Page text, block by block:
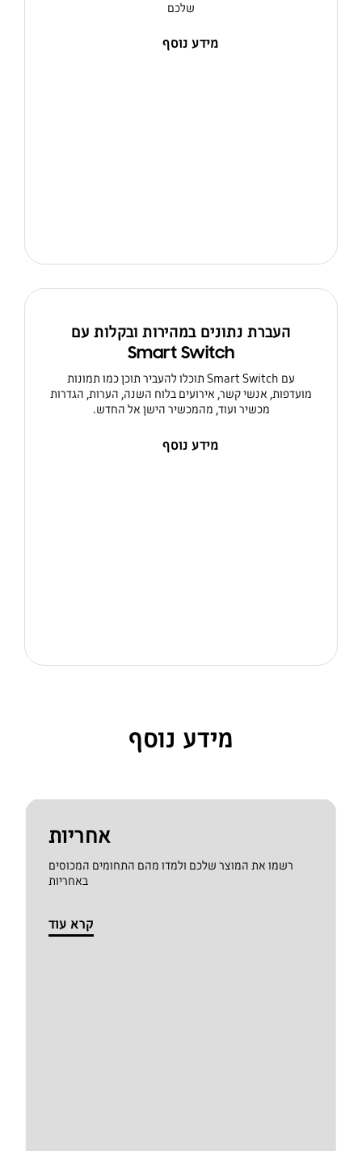
שלכם
מידע נוסף
העברת נתונים במהירות ובקלות עם
Smart Switch
עם Smart Switch תוכלו להעביר תוכן כמו תמונות
מועדפות, אנשי קשר, אירועים בלוח השנה, הערות, הגדרות
מכשיר ועוד, מהמכשיר הישן אל החדש.
מידע נוסף
מידע נוסף
אחריות
רשמו את המוצר שלכם ולמדו מהם התחומים המכוסים
באחריות
קרא עוד